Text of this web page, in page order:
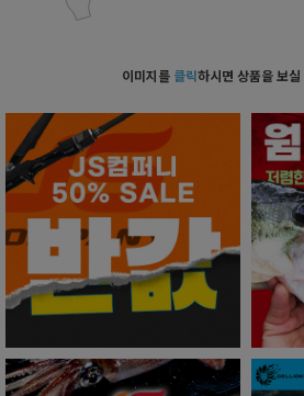
이미지를 클릭하시면 상품을 보